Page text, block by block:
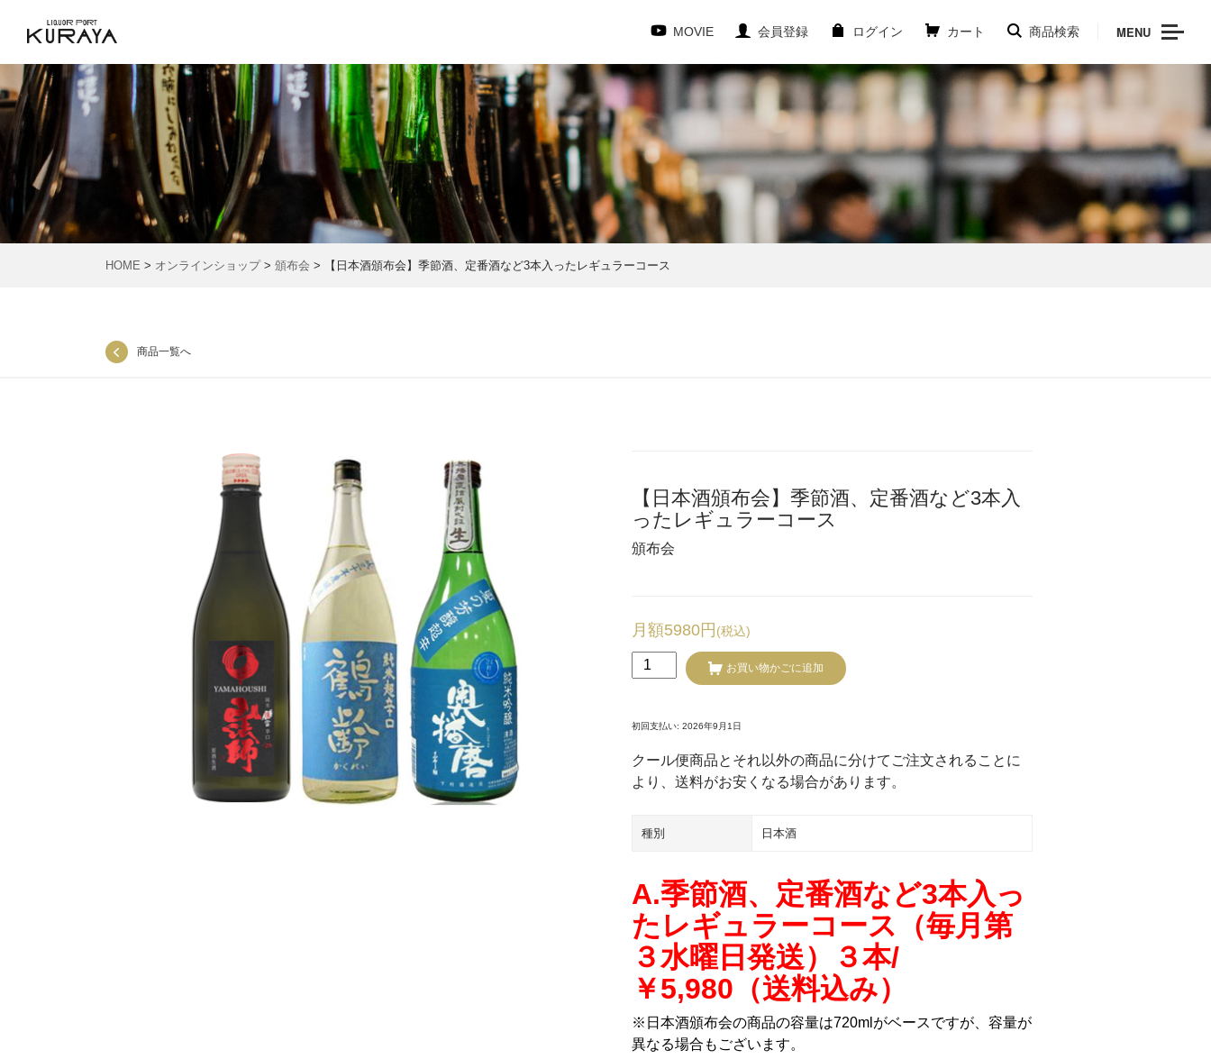
MOVIE 会員登録 ログイン カート 商品検索 MENU
HOME > オンラインショップ> 頒布会 > 【日本酒頒布会】季節酒、定番酒など3本入ったレギュラーコース
商品一覧へ
【日本酒頒布会】季節酒、定番酒など3本入
ったレギュラーコース
頒布会
月額5980円 (税込)
【日
本
頒
会】
季
酒、
酒
な
ど
3
本
っ
た
お買い物かごに追加
初回支払い: 2026年9月1日
クール便商品とそれ以外の商品に分けてご注文されることに
より、送料がお安くなる場合があります。
種別 日本酒
A.季節酒、定番酒など3本入っ
たレギュラーコース（毎月第
３水曜日発送）
３本/
￥5,980（送料込み）
※日本酒頒布会の商品の容量は720mlがベースですが、容量が
異なる場合もございます。